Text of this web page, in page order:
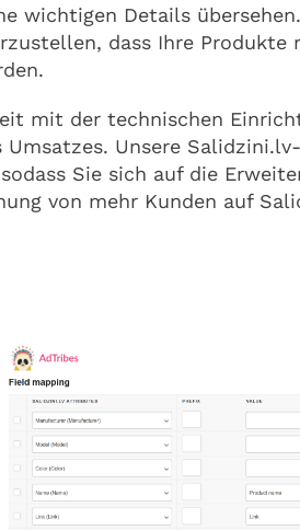
wichtigen Details
dass Ihre Produkte
mit der technischen
Unsere
Sie sich auf die
von mehr Kunden auf